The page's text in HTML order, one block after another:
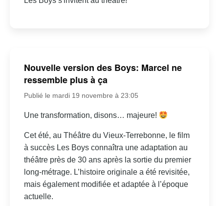
Nouvelle version des Boys: Marcel ne
ressemble plus à ça
Publié le mardi 19 novembre à 23:05
Une transformation, disons… majeure!
Cet été, au Théâtre du Vieux-Terrebonne, le film
à succès Les Boys connaîtra une adaptation au
théâtre près de 30 ans après la sortie du premier
long-métrage. L’histoire originale a été revisitée,
mais également modifiée et adaptée à l’époque
actuelle.